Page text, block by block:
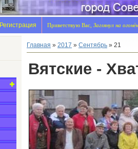
Регистрация Приветствую Вас, Заглянул на огонёк
Главная » 2017 » Сентябрь » 21
Вятские -